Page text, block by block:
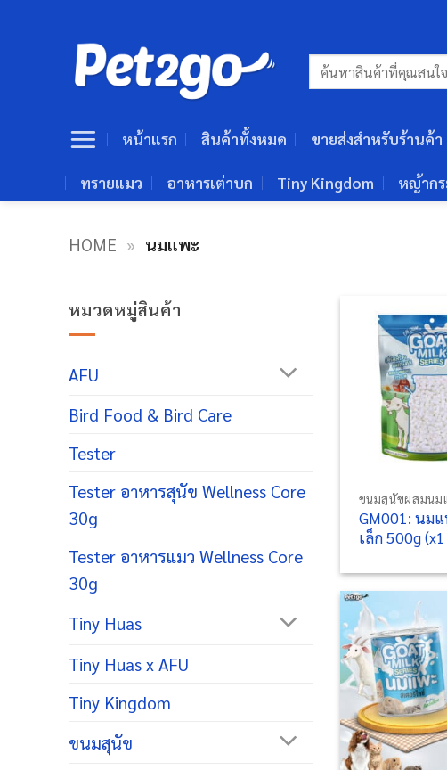
ค้นหา:
หน้าแรก สินค้าทั้งหมด ขายส่งสำหรับร้านค้า
ทรายแมว อาหารเต่าบก Tiny Kingdom หญ้าก
HOME » นมแพะ
หมวดหมู่สินค้า
AFU
Bird Food & Bird Care
Tester
Tester อาหารสุนัข Wellness Core
30g
Tester อาหารแมว Wellness Core
30g
Tiny Huas
Tiny Huas x AFU
Tiny Kingdom
ขนมสุนัข
ขนมสุนัขผสมนม
GM001: นม
เล็ก 500g
+